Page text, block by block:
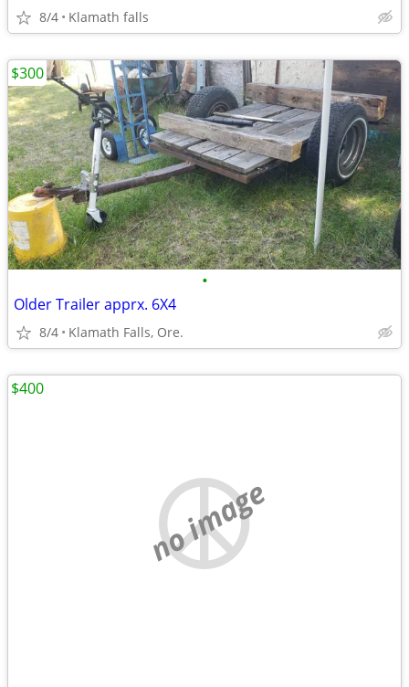
8/4 Klamath falls
•
Older Trailer apprx. 6X4
8/4 Klamath Falls, Ore.
$300
no image
$400